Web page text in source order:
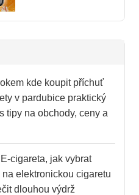
kde koupit příchuť
v pardubice praktický
tipy na obchody, ceny a
cigareta, jak vybrat
na elektronickou cigaretu
dlouhou výdrž